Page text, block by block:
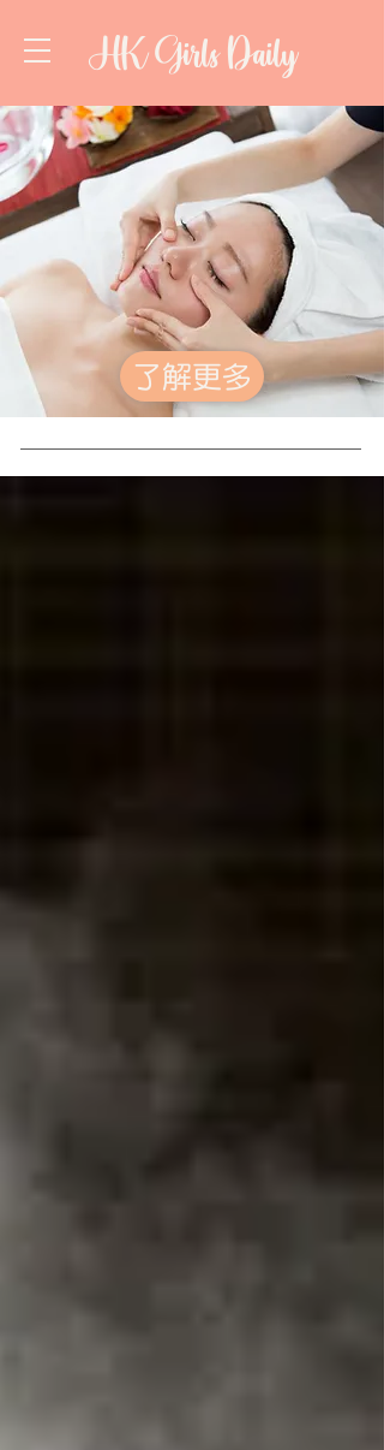
HK Girls Daily
了解更多